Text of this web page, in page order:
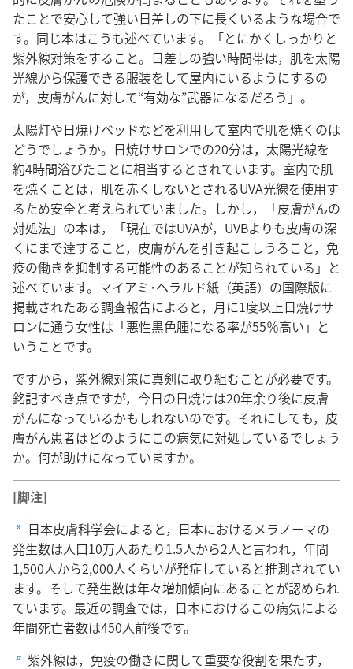
たことで安心して強い日差しの下に長くいるような場合で
す。同じ本はこうも述べています。「とにかくしっかりと
紫外線対策をすること。日差しの強い時間帯は，肌を太陽
光線から保護できる服装をして屋内にいるようにするの
が，皮膚がんに対して“有効な”武器になるだろう」。
太陽灯や日焼けベッドなどを利用して室内で肌を焼くのは
どうでしょうか。日焼けサロンでの20分は，太陽光線を
約4時間浴びたことに相当するとされています。室内で肌
を焼くことは，肌を赤くしないとされるUVA光線を使用す
るため安全と考えられていました。しかし，「皮膚がんの
対処法」の本は，「現在ではUVAが，UVBよりも皮膚の深
くにまで達すること，皮膚がんを引き起こしうること，免
疫の働きを抑制する可能性のあることが知られている」と
述べています。マイアミ･ヘラルド紙（英語）の国際版に
掲載されたある調査報告によると，月に1度以上日焼けサ
ロンに通う女性は「悪性黒色腫になる率が55％高い」と
いうことです。
ですから，紫外線対策に真剣に取り組むことが必要です。
銘記すべき点ですが，今日の日焼けは20年余り後に皮膚
がんになっているかもしれないのです。それにしても，皮
膚がん患者はどのようにこの病気に対処しているでしょう
か。何が助けになっていますか。
[脚注]
a 日本皮膚科学会によると，日本におけるメラノーマの
発生数は人口10万人あたり1.5人から2人と言われ，年間
1,500人から2,000人くらいが発症していると推測されてい
ます。そして発生数は年々増加傾向にあることが認められ
ています。最近の調査では，日本におけるこの病気による
年間死亡者数は450人前後です。
b 紫外線は，免疫の働きに関して重要な役割を果たす，